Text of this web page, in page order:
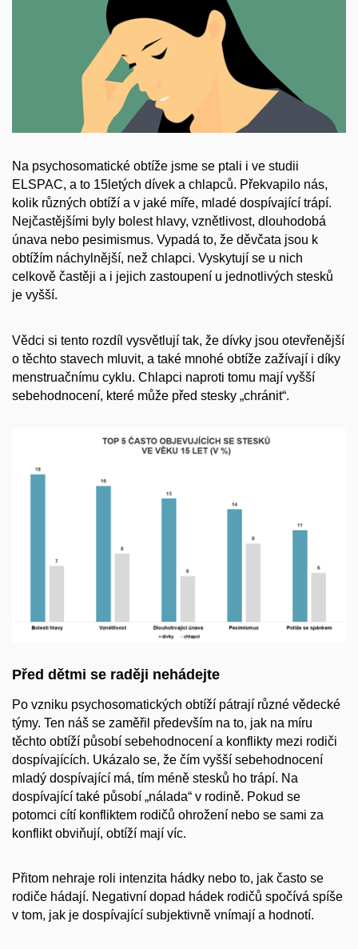
Na psychosomatické obtíže jsme se ptali i ve studii
ELSPAC, a to 15letých dívek a chlapců. Překvapilo nás,
kolik různých obtíží a v jaké míře, mladé dospívající trápí.
Nejčastějšími byly bolest hlavy, vznětlivost, dlouhodobá
únava nebo pesimismus. Vypadá to, že děvčata jsou k
obtížím náchylnější, než chlapci. Vyskytují se u nich
celkově častěji a i jejich zastoupení u jednotlivých stesků
je vyšší.
Vědci si tento rozdíl vysvětlují tak, že dívky jsou otevřenější
o těchto stavech mluvit, a také mnohé obtíže zažívají i díky
menstruačnímu cyklu. Chlapci naproti tomu mají vyšší
sebehodnocení, které může před stesky „chránit“.
Před dětmi se raději nehádejte
Po vzniku psychosomatických obtíží pátrají různé vědecké
týmy. Ten náš se zaměřil především na to, jak na míru
těchto obtíží působí sebehodnocení a konflikty mezi rodiči
dospívajících. Ukázalo se, že čím vyšší sebehodnocení
mladý dospívající má, tím méně stesků ho trápí. Na
dospívající také působí „nálada“ v rodině. Pokud se
potomci cítí konfliktem rodičů ohrožení nebo se sami za
konflikt obviňují, obtíží mají víc.
Přitom nehraje roli intenzita hádky nebo to, jak často se
rodiče hádají. Negativní dopad hádek rodičů spočívá spíše
v tom, jak je dospívající subjektivně vnímají a hodnotí.